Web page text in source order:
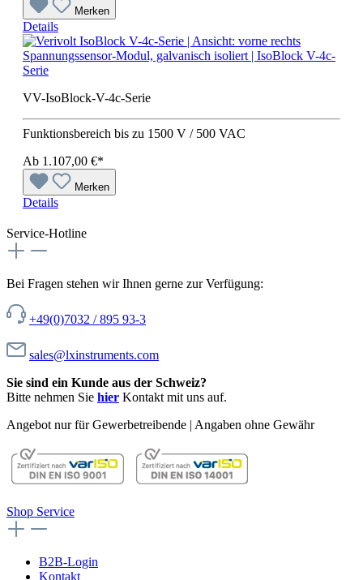
Merken
Details
Spannungssensor-Modul, galvanisch isoliert | IsoBlock V-4c-
Serie
VV-IsoBlock-V-4c-Serie
Funktionsbereich bis zu 1500 V / 500 VAC
Ab 1.107,00 €*
Merken
Details
Service-Hotline
Bei Fragen stehen wir Ihnen gerne zur Verfügung:
+49(0)7032 / 895 93-3
sales@lxinstruments.com
Sie sind ein Kunde aus der Schweiz?
Bitte nehmen Sie hier Kontakt mit uns auf.
Angebot nur für Gewerbetreibende | Angaben ohne Gewähr
Shop Service
B2B-Login
Kontakt